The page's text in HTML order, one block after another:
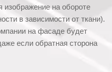
изображение на обороте
в зависимости от ткани).
на фасаде будет
если обратная сторона